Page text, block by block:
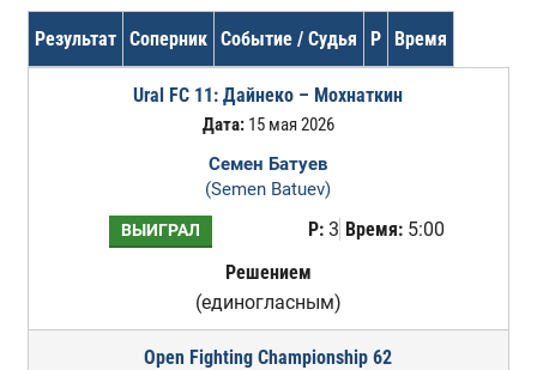
Результат Соперник Событие / Судья Р Время
Ural FC 11: Дайнеко – Мохнаткин
Дата:15 мая 2026
Семен Батуев
(Semen Batuev)
ВЫИГРАЛ Р:3 Время:5:00
Решением
(единогласным)
Open Fighting Championship 62